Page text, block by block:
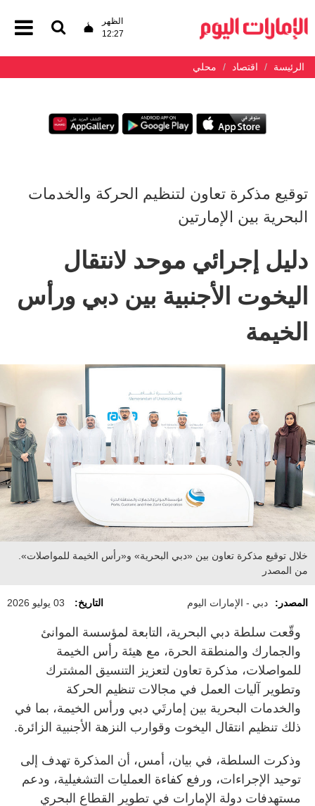
الظهر
12:27
الرئيسة اقتصاد محلي
توقيع مذكرة تعاون لتنظيم الحركة والخدمات
البحرية بين الإمارتين
دليل إجرائي موحد لانتقال
اليخوت الأجنبية بين دبي ورأس
الخيمة
خلال توقيع مذكرة تعاون بين «دبي البحرية» و«رأس الخيمة للمواصلات».
من المصدر
المصدر: دبي - الإمارات اليوم التاريخ: 03 يوليو 2026
وقّعت سلطة دبي البحرية، التابعة لمؤسسة الموانئ
والجمارك والمنطقة الحرة، مع هيئة رأس الخيمة
للمواصلات، مذكرة تعاون لتعزيز التنسيق المشترك
وتطوير آليات العمل في مجالات تنظيم الحركة
والخدمات البحرية بين إمارتَي دبي ورأس الخيمة، بما في
ذلك تنظيم انتقال اليخوت وقوارب النزهة الأجنبية الزائرة.
وذكرت السلطة، في بيان، أمس، أن المذكرة تهدف إلى
توحيد الإجراءات، ورفع كفاءة العمليات التشغيلية، ودعم
مستهدفات دولة الإمارات في تطوير القطاع البحري